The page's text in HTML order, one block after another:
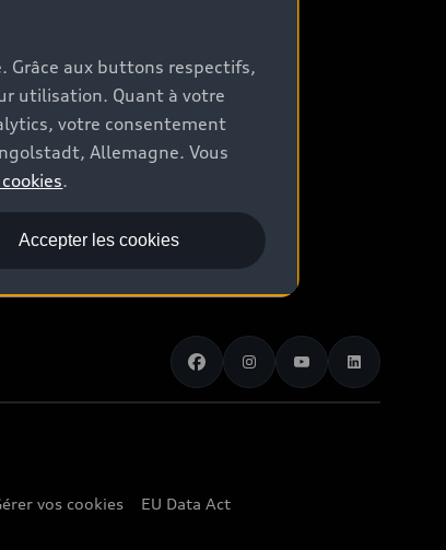
vos cookies EU Data Act
Grâce aux buttons respectifs,
utilisation. Quant à votre
votre consentement
Allemagne. Vous
.
Accepter les cookies